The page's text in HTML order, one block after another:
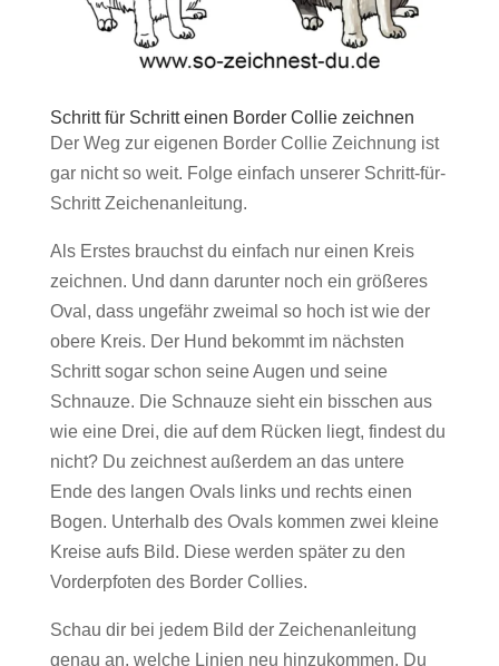
Schritt für Schritt einen Border Collie zeichnen
Der Weg zur eigenen Border Collie Zeichnung ist
gar nicht so weit. Folge einfach unserer Schritt-für-
Schritt Zeichenanleitung.
Als Erstes brauchst du einfach nur einen Kreis
zeichnen. Und dann darunter noch ein größeres
Oval, dass ungefähr zweimal so hoch ist wie der
obere Kreis. Der Hund bekommt im nächsten
Schritt sogar schon seine Augen und seine
Schnauze. Die Schnauze sieht ein bisschen aus
wie eine Drei, die auf dem Rücken liegt, findest du
nicht? Du zeichnest außerdem an das untere
Ende des langen Ovals links und rechts einen
Bogen. Unterhalb des Ovals kommen zwei kleine
Kreise aufs Bild. Diese werden später zu den
Vorderpfoten des Border Collies.
Schau dir bei jedem Bild der Zeichenanleitung
genau an, welche Linien neu hinzukommen. Du